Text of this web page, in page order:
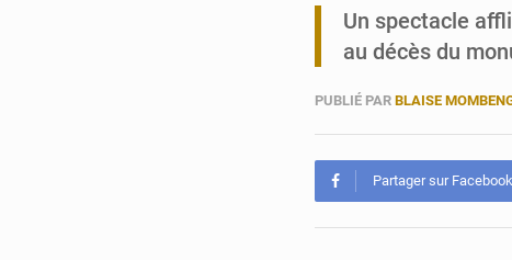
Un spectacle
au décès du
PUBLIÉ PAR BLAISE
Partager sur Facebook